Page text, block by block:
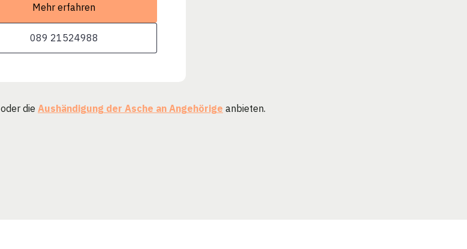
Mehr erfahren
089 21524988
oder die Aushändigung der Asche an Angehörige anbieten.